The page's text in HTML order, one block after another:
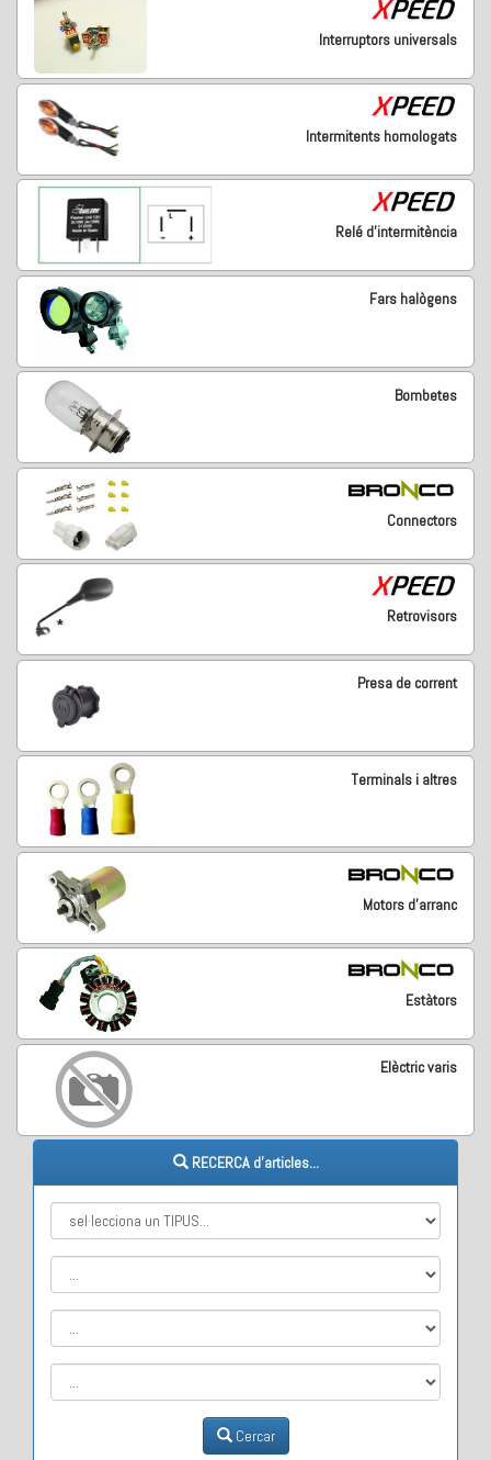
Interruptors universals
Intermitents homologats
Relé d'intermitència
Fars halògens
Bombetes
Connectors
Retrovisors
Presa de corrent
Terminals i altres
Motors d'arranc
Estàtors
Elèctric varis
RECERCA d'articles...
Cercar